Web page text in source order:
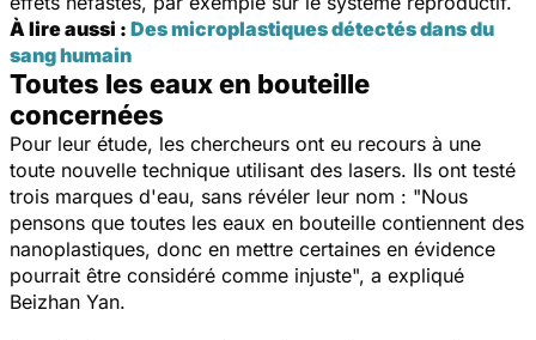
À lire aussi : Des microplastiques détectés dans du
sang humain
Toutes les eaux en bouteille
concernées
Pour leur étude, les chercheurs ont eu recours à une
toute nouvelle technique utilisant des lasers. Ils ont testé
trois marques d'eau, sans révéler leur nom : "Nous
pensons que toutes les eaux en bouteille contiennent des
nanoplastiques, donc en mettre certaines en évidence
pourrait être considéré comme injuste", a expliqué
Beizhan Yan.